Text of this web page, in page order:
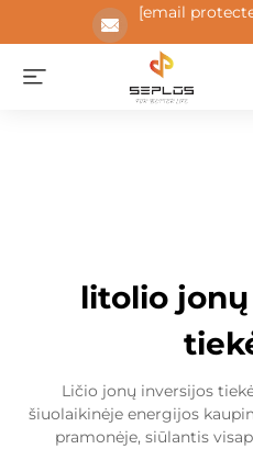
[email
litolio
Ličio jonų inversijos
šiuolaikinėje energijos
pramonėje, siūlantis